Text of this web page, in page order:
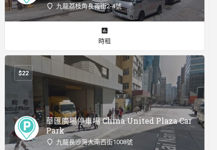
九龍荔枝角長義街2-4號
時租
華匯廣場停車場 China United Plaza Car
Park
九龍長沙灣大南西街1008號
$22